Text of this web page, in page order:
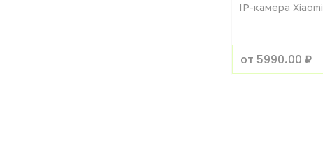
IP-камера Xiaomi
от 5990.00 ₽